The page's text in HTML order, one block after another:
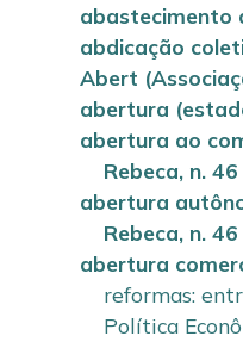
abastecimento
abdicação
Abert
abertura
abertura ao
Rebeca, n. 46
abertura
Rebeca, n. 46
abertura
reformas:
Política